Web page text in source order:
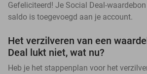
Gefeliciteerd! Je Social Deal-
saldo is toegevoegd aan je account.
Het verzilveren van een
Deal lukt niet, wat nu?
Heb je het stappenplan voor het